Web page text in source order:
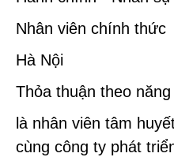
Nhân viên chính thức
Hà Nội
Thỏa thuận theo
là nhân viên tâm
cùng công ty phát